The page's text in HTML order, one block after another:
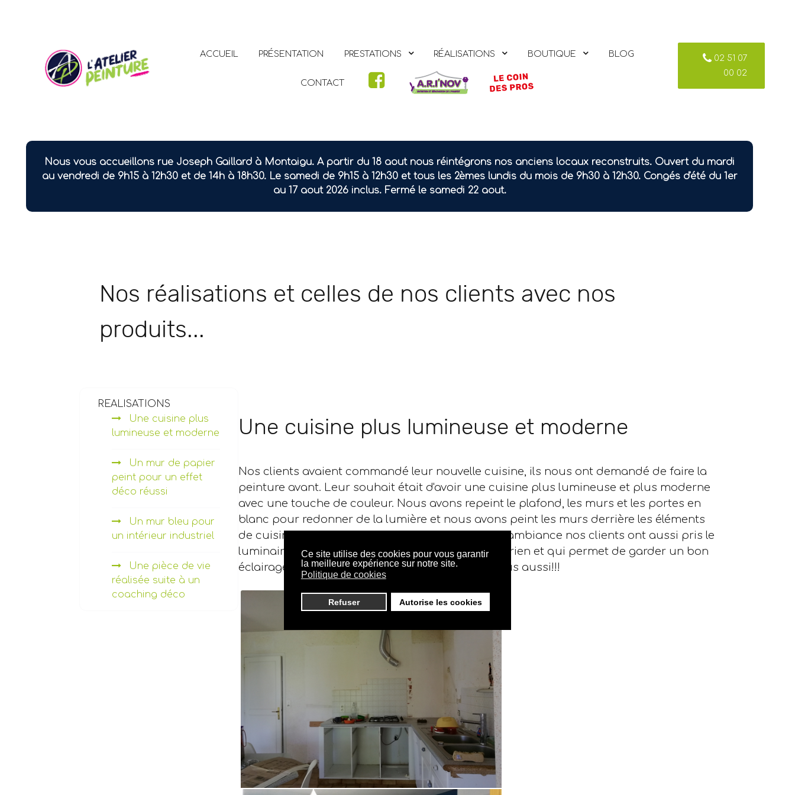
Ce site utilise des cookies pour vous garantir
la meilleure expérience sur notre site.
Politique de cookies
Refuser Autorise les cookies
ACCUEIL PRÉSENTATION PRESTATIONS RÉALISATIONS BOUTIQUE BLOG
CONTACT
02 51 07
00 02
Nous vous accueillons rue Joseph Gaillard à Montaigu. A partir du 18 aout nous réintégrons nos anciens locaux reconstruits. Ouvert du mardi
au vendredi de 9h15 à 12h30 et de 14h à 18h30. Le samedi de 9h15 à 12h30 et tous les 2èmes lundis du mois de 9h30 à 12h30. Congés d'été du 1er
au 17 aout 2026 inclus. Fermé le samedi 22 aout.
Nos réalisations et celles de nos clients avec nos
produits...
REALISATIONS
Une cuisine plus
lumineuse et moderne
Un mur de papier
peint pour un effet
déco réussi
Un mur bleu pour
un intérieur industriel
Une pièce de vie
réalisée suite à un
coaching déco
Une cuisine plus lumineuse et moderne
Nos clients avaient commandé leur nouvelle cuisine, ils nous ont demandé de faire la
peinture avant. Leur souhait était d'avoir une cuisine plus lumineuse et plus moderne
avec une touche de couleur. Nous avons repeint le plafond, les murs et les portes en
blanc pour redonner de la lumière et nous avons peint les murs derrière les éléments
de cuisine afin de les mettre en avant. Pour finir l'ambiance nos clients ont aussi pris le
luminaire chez nous, une suspension à l'esprit aérien et qui permet de garder un bon
éclairage. Nos clients sont ravis du résultat et nous aussi!!!